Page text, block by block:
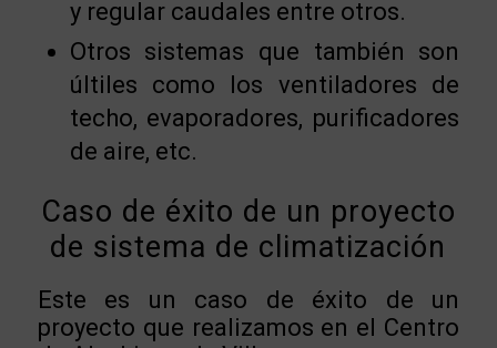
y regular caudales entre otros.
Otros sistemas que también son
últiles como los ventiladores de
techo, evaporadores, purificadores
de aire, etc.
Caso de éxito de un proyecto
de sistema de climatización
Este es un caso de éxito de un
proyecto que realizamos en el Centro